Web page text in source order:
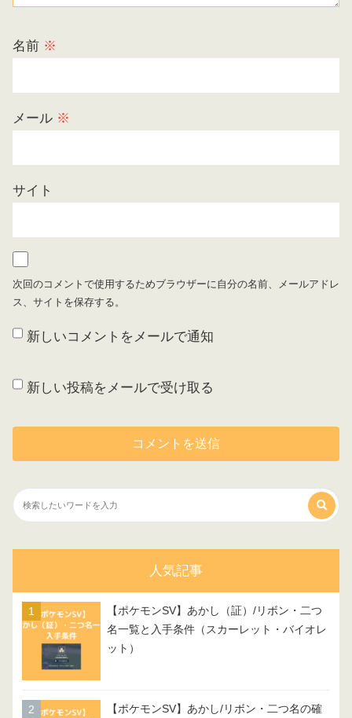
名前 ※
メール ※
サイト
次回のコメントで使用するためブラウザーに自分の名前、メールアドレ
ス、サイトを保存する。
新しいコメントをメールで通知
新しい投稿をメールで受け取る
人気記事
【ポケモンSV】あかし（証）/リボン・二つ
名一覧と入手条件（スカーレット・バイオレ
ット）
【ポケモンSV】あかし/リボン・二つ名の確